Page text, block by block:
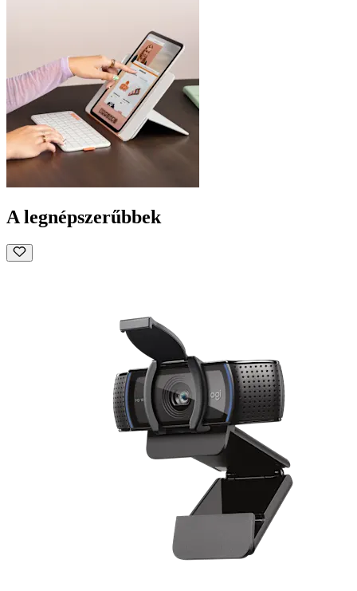
A legnépszerűbbek